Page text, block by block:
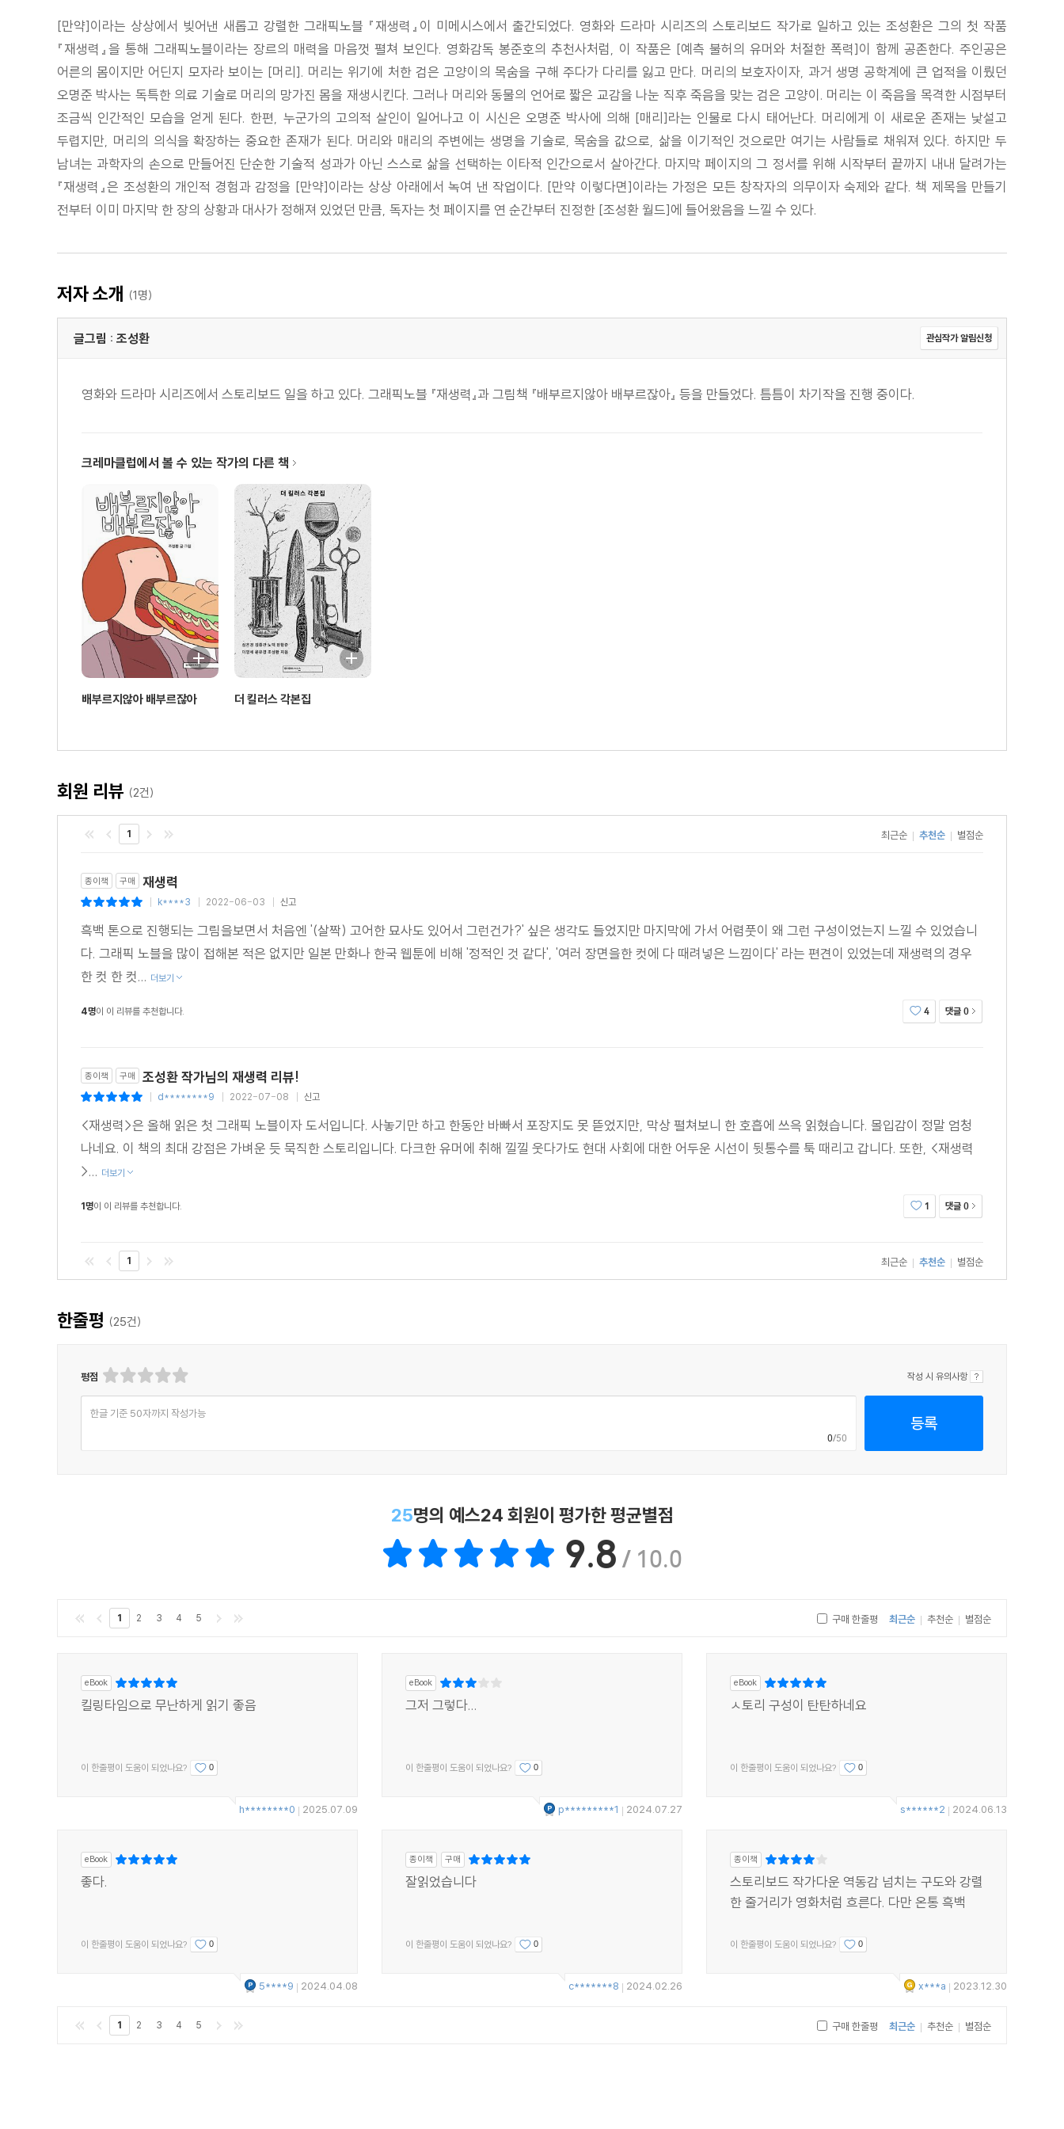
[만약]이라는 상상에서 빚어낸 새롭고 강렬한 그래픽노블 『재생력』이 미메시스에서 출간되었다. 영화와 드라마 시리즈의 스토리보드 작가로 일하고 있는 조성환은 그의 첫 작품
『재생력』을 통해 그래픽노블이라는 장르의 매력을 마음껏 펼쳐 보인다. 영화감독 봉준호의 추천사처럼, 이 작품은 [예측 불허의 유머와 처절한 폭력]이 함께 공존한다. 주인공은
어른의 몸이지만 어딘지 모자라 보이는 [머리]. 머리는 위기에 처한 검은 고양이의 목숨을 구해 주다가 다리를 잃고 만다. 머리의 보호자이자, 과거 생명 공학계에 큰 업적을 이뤘던
오명준 박사는 독특한 의료 기술로 머리의 망가진 몸을 재생시킨다. 그러나 머리와 동물의 언어로 짧은 교감을 나눈 직후 죽음을 맞는 검은 고양이. 머리는 이 죽음을 목격한 시점부터
조금씩 인간적인 모습을 얻게 된다. 한편, 누군가의 고의적 살인이 일어나고 이 시신은 오명준 박사에 의해 [매리]라는 인물로 다시 태어난다. 머리에게 이 새로운 존재는 낯설고
두렵지만, 머리의 의식을 확장하는 중요한 존재가 된다. 머리와 매리의 주변에는 생명을 기술로, 목숨을 값으로, 삶을 이기적인 것으로만 여기는 사람들로 채워져 있다. 하지만 두
남녀는 과학자의 손으로 만들어진 단순한 기술적 성과가 아닌 스스로 삶을 선택하는 이타적 인간으로서 살아간다. 마지막 페이지의 그 정서를 위해 시작부터 끝까지 내내 달려가는
『재생력』은 조성환의 개인적 경험과 감정을 [만약]이라는 상상 아래에서 녹여 낸 작업이다. [만약 이렇다면]이라는 가정은 모든 창작자의 의무이자 숙제와 같다. 책 제목을 만들기
전부터 이미 마지막 한 장의 상황과 대사가 정해져 있었던 만큼, 독자는 첫 페이지를 연 순간부터 진정한 [조성환 월드]에 들어왔음을 느낄 수 있다.
저자 소개 (1명)
글그림 : 조성환 관심작가 알림신청
영화와 드라마 시리즈에서 스토리보드 일을 하고 있다. 그래픽노블 『재생력』과 그림책 『배부르지않아 배부르잖아』 등을 만들었다. 틈틈이 차기작을 진행 중이다.
크레마클럽에서 볼 수 있는 작가의 다른 책
배부르지않아 배부르잖아 더 킬러스 각본집
회원 리뷰 (2건)
1 최근순 추천순 별점순
종이책 구매 재생력
k****3 2022-06-03 신고
흑백 톤으로 진행되는 그림을보면서 처음엔 '(살짝) 고어한 묘사도 있어서 그런건가?' 싶은 생각도 들었지만 마지막에 가서 어렴풋이 왜 그런 구성이었는지 느낄 수 있었습니
다. 그래픽 노블을 많이 접해본 적은 없지만 일본 만화나 한국 웹툰에 비해 '정적인 것 같다', '여러 장면을한 컷에 다 때려넣은 느낌이다' 라는 편견이 있었는데 재생력의 경우
한 컷 한 컷... 더보기
4명이 이 리뷰를 추천합니다. 4 댓글 0
종이책 구매 조성환 작가님의 재생력 리뷰!
d********9 2022-07-08 신고
<재생력>은 올해 읽은 첫 그래픽 노블이자 도서입니다. 사놓기만 하고 한동안 바빠서 포장지도 못 뜯었지만, 막상 펼쳐보니 한 호흡에 쓰윽 읽혔습니다. 몰입감이 정말 엄청
나네요. 이 책의 최대 강점은 가벼운 듯 묵직한 스토리입니다. 다크한 유머에 취해 낄낄 웃다가도 현대 사회에 대한 어두운 시선이 뒷통수를 툭 때리고 갑니다. 또한, <재생력
>... 더보기
1명이 이 리뷰를 추천합니다. 1 댓글 0
1 최근순 추천순 별점순
한줄평 (25건)
평점 작성 시 유의사항
한글 기준 50자까지 작성가능
0/50
등록
25명의 예스24 회원이 평가한 평균별점
9.8 / 10.0
1 2 3 4 5 구매 한줄평 최근순 추천순 별점순
eBook
킬링타임으로 무난하게 읽기 좋음
이 한줄평이 도움이 되었나요? 0
h********0 2025.07.09
eBook
그저 그렇다...
이 한줄평이 도움이 되었나요? 0
p*********1 2024.07.27
eBook
ㅅ토리 구성이 탄탄하네요
이 한줄평이 도움이 되었나요? 0
s******2 2024.06.13
eBook
좋다.
이 한줄평이 도움이 되었나요? 0
5****9 2024.04.08
종이책 구매
잘읽었습니다
이 한줄평이 도움이 되었나요? 0
c*******8 2024.02.26
종이책
스토리보드 작가다운 역동감 넘치는 구도와 강렬
한 줄거리가 영화처럼 흐른다. 다만 온통 흑백
이 한줄평이 도움이 되었나요? 0
x***a 2023.12.30
1 2 3 4 5 구매 한줄평 최근순 추천순 별점순